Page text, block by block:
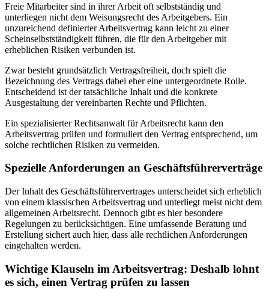
Freie Mitarbeiter sind in ihrer Arbeit oft selbstständig und
unterliegen nicht dem Weisungsrecht des Arbeitgebers. Ein
unzureichend definierter Arbeitsvertrag kann leicht zu einer
Scheinselbstständigkeit führen, die für den Arbeitgeber mit
erheblichen Risiken verbunden ist.
Zwar besteht grundsätzlich Vertragsfreiheit, doch spielt die
Bezeichnung des Vertrags dabei eher eine untergeordnete Rolle.
Entscheidend ist der tatsächliche Inhalt und die konkrete
Ausgestaltung der vereinbarten Rechte und Pflichten.
Ein spezialisierter Rechtsanwalt für Arbeitsrecht kann den
Arbeitsvertrag prüfen und formuliert den Vertrag entsprechend, um
solche rechtlichen Risiken zu vermeiden.
Spezielle Anforderungen an Geschäftsführerverträge
Der Inhalt des Geschäftsführervertrages unterscheidet sich erheblich
von einem klassischen Arbeitsvertrag und unterliegt meist nicht dem
allgemeinen Arbeitsrecht. Dennoch gibt es hier besondere
Regelungen zu berücksichtigen. Eine umfassende Beratung und
Erstellung sichert auch hier, dass alle rechtlichen Anforderungen
eingehalten werden.
Wichtige Klauseln im Arbeitsvertrag: Deshalb lohnt
es sich, einen Vertrag prüfen zu lassen